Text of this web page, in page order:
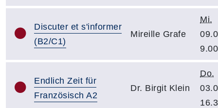
Discuter et s'informer
(B2/C1)
Mireille Grafe
Mi.
Endlich Zeit für
Französisch A2
Dr. Birgit Klein
Do.